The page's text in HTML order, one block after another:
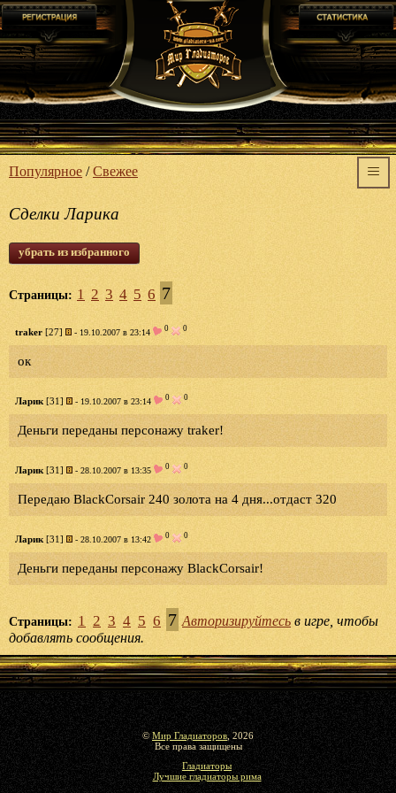
Популярное /Свежее
Сделки Ларика
убрать из избранного
Страницы: 1 2 3 4 5 6 7
traker [27] - 19.10.2007 в 23:14 0 0
ок
Ларик [31] - 19.10.2007 в 23:14 0 0
Деньги переданы персонажу traker!
Ларик [31] - 28.10.2007 в 13:35 0 0
Передаю BlackCorsair 240 золота на 4 дня...отдаст 320
Ларик [31] - 28.10.2007 в 13:42 0 0
Деньги переданы персонажу BlackCorsair!
Страницы: 1 2 3 4 5 6 7 Авторизируйтесь в игре, чтобы
добавлять сообщения.
© Мир Гладиаторов, 2026
Все права защищены
Гладиаторы
Лучшие гладиаторы рима